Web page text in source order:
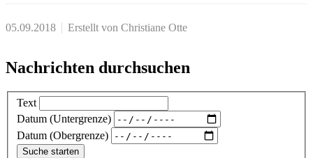
05.09.2018 Erstellt von Christiane Otte
Nachrichten durchsuchen
Text
Datum (Untergrenze)
Datum (Obergrenze)